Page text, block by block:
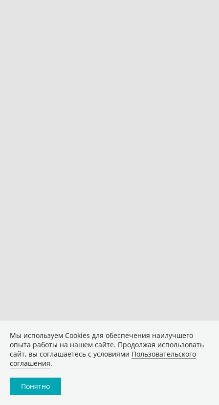
Мы используем Сookies для обеспечения наилучшего
опыта работы на нашем сайте. Продолжая использовать
сайт, вы соглашаетесь с условиями Пользовательского
соглашения.
Понятно